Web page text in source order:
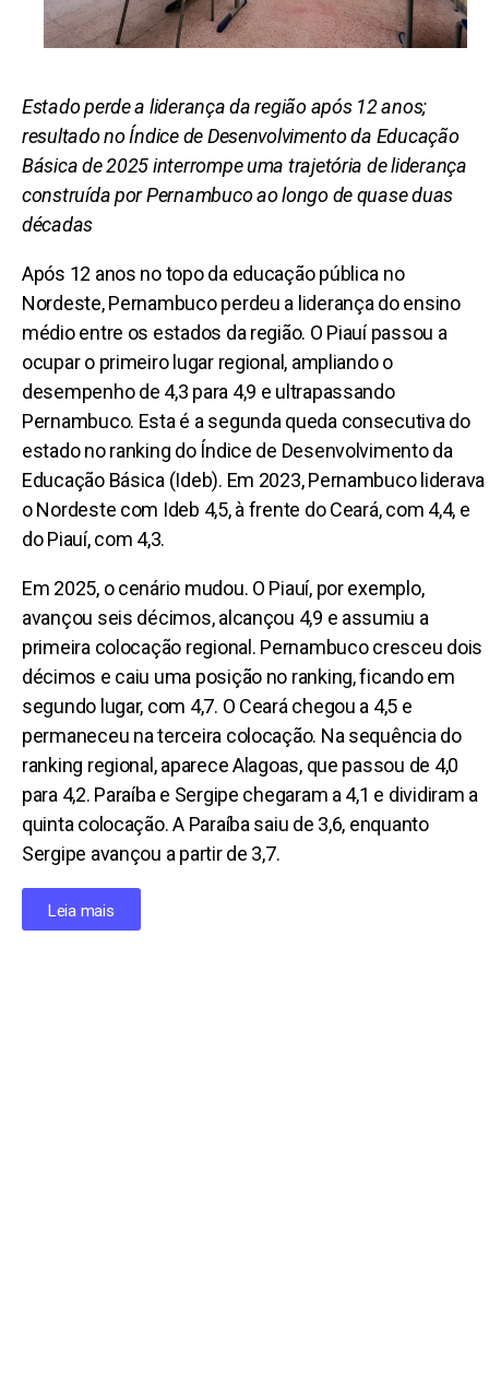
Estado perde a liderança da região após 12 anos;
resultado no Índice de Desenvolvimento da Educação
Básica de 2025 interrompe uma trajetória de liderança
construída por Pernambuco ao longo de quase duas
décadas
Após 12 anos no topo da educação pública no
Nordeste, Pernambuco perdeu a liderança do ensino
médio entre os estados da região. O Piauí passou a
ocupar o primeiro lugar regional, ampliando o
desempenho de 4,3 para 4,9 e ultrapassando
Pernambuco. Esta é a segunda queda consecutiva do
estado no ranking do Índice de Desenvolvimento da
Educação Básica (Ideb). Em 2023, Pernambuco liderava
o Nordeste com Ideb 4,5, à frente do Ceará, com 4,4, e
do Piauí, com 4,3.
Em 2025, o cenário mudou. O Piauí, por exemplo,
avançou seis décimos, alcançou 4,9 e assumiu a
primeira colocação regional. Pernambuco cresceu dois
décimos e caiu uma posição no ranking, ficando em
segundo lugar, com 4,7. O Ceará chegou a 4,5 e
permaneceu na terceira colocação. Na sequência do
ranking regional, aparece Alagoas, que passou de 4,0
para 4,2. Paraíba e Sergipe chegaram a 4,1 e dividiram a
quinta colocação. A Paraíba saiu de 3,6, enquanto
Sergipe avançou a partir de 3,7.
Leia mais